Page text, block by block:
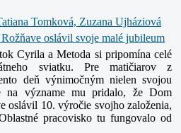
Tomková, Zuzana Ujháziová
Cyrila a Metoda si pripomína celé
sviatku. Pre matičiarov z
deň výnimočným nielen svojou
na význame mu pridalo, že Dom
oslávil 10. výročie svojho založenia,
pracovisko tu fungovalo od